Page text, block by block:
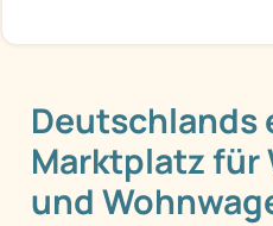
Deutschlands
Marktplatz für
und